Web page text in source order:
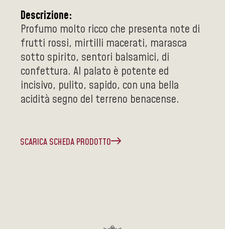
Descrizione:
Profumo molto ricco che presenta note di
frutti rossi, mirtilli macerati, marasca
sotto spirito, sentori balsamici, di
confettura. Al palato è potente ed
incisivo, pulito, sapido, con una bella
acidità segno del terreno benacense.
SCARICA SCHEDA PRODOTTO